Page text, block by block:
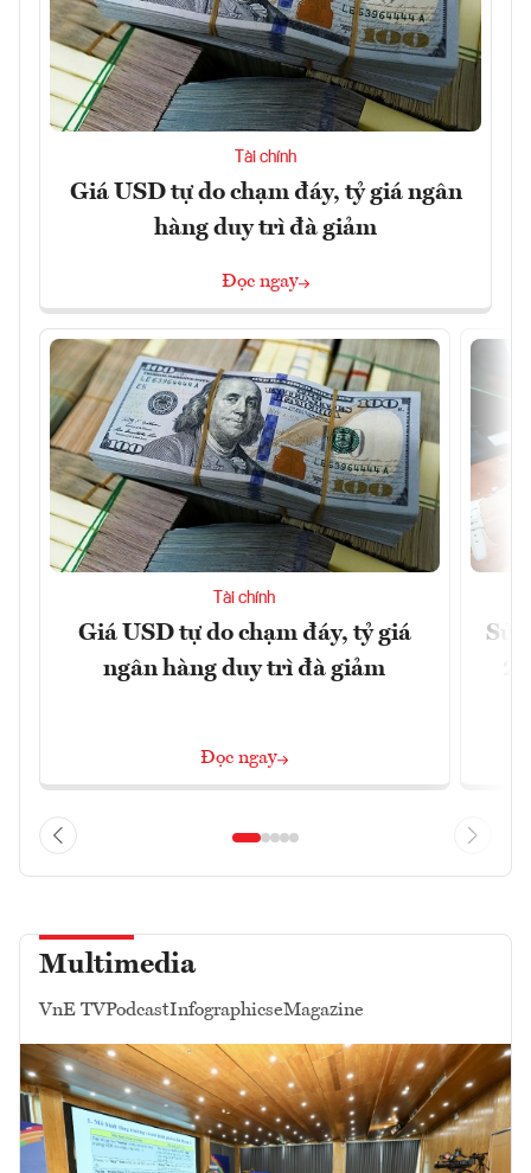
Tài chính
Giá USD tự do chạm đáy, tỷ giá ngân
hàng duy trì đà giảm
Đọc ngay
Tài chính
Giá USD tự do chạm đáy, tỷ giá
ngân hàng duy trì đà giảm
Đọc ngay
Multimedia
VnE TVPodcastInfographicseMagazine